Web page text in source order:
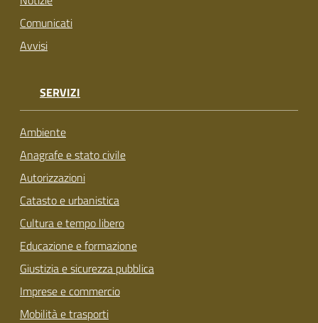
Comunicati
Avvisi
SERVIZI
Ambiente
Anagrafe e stato civile
Autorizzazioni
Catasto e urbanistica
Cultura e tempo libero
Educazione e formazione
Giustizia e sicurezza pubblica
Imprese e commercio
Mobilità e trasporti